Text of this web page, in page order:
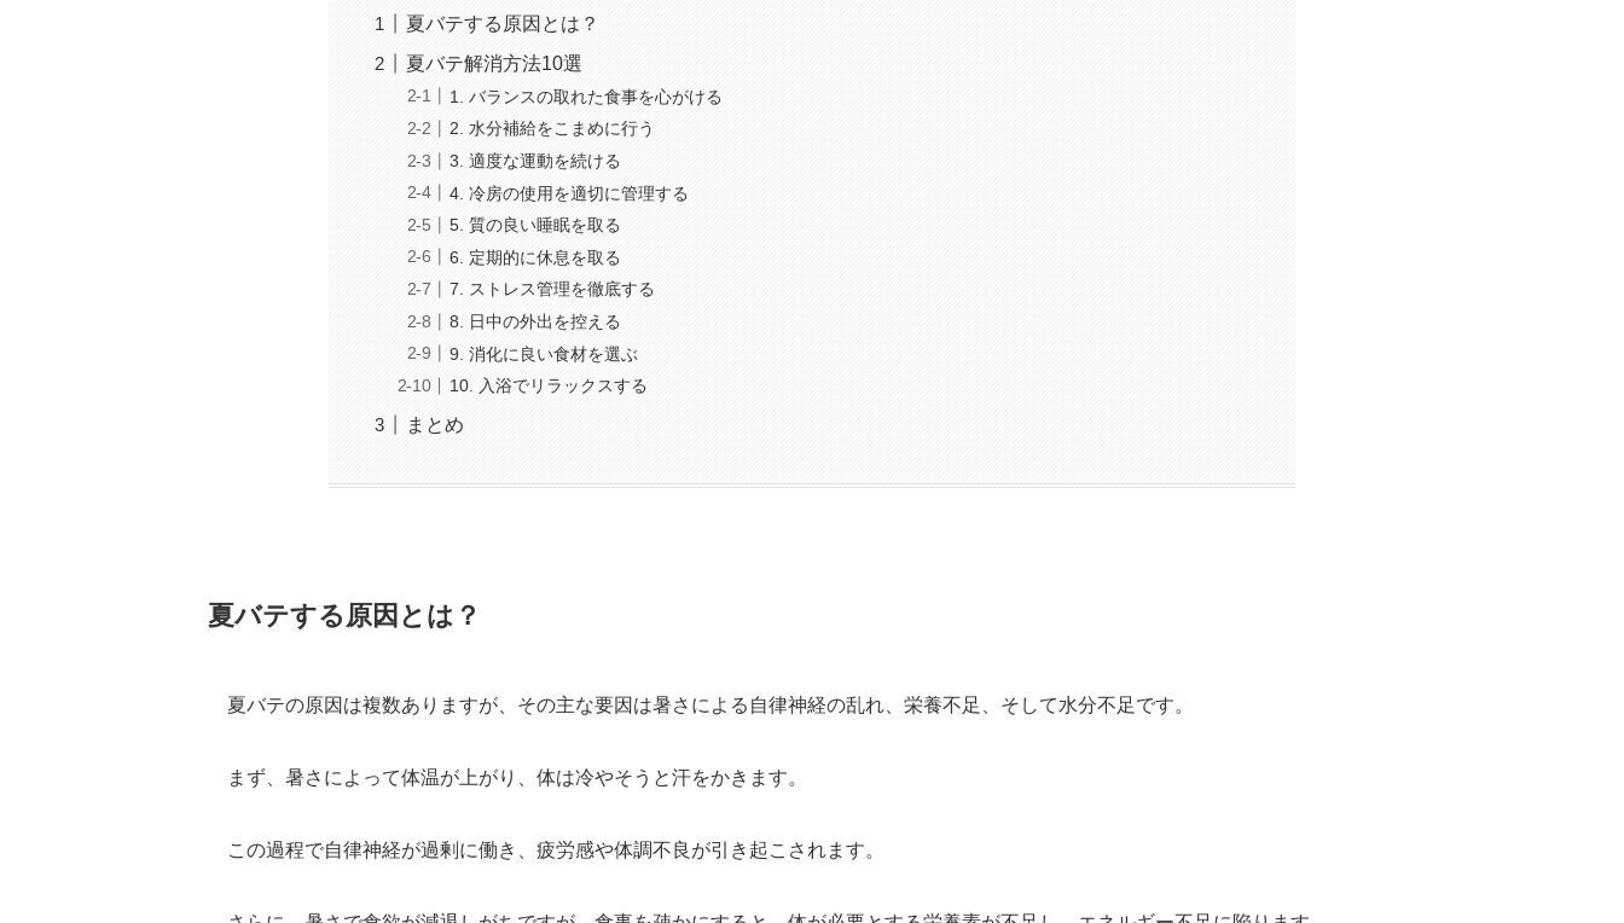
夏バテする原因とは？
夏バテ解消方法10選
1. バランスの取れた食事を心がける
2. 水分補給をこまめに行う
3. 適度な運動を続ける
4. 冷房の使用を適切に管理する
5. 質の良い睡眠を取る
6. 定期的に休息を取る
7. ストレス管理を徹底する
8. 日中の外出を控える
9. 消化に良い食材を選ぶ
10. 入浴でリラックスする
まとめ
夏バテする原因とは？
夏バテの原因は複数ありますが、その主な要因は暑さによる自律神経の乱れ、栄養不足、そして水分不足です。
まず、暑さによって体温が上がり、体は冷やそうと汗をかきます。
この過程で自律神経が過剰に働き、疲労感や体調不良が引き起こされます。